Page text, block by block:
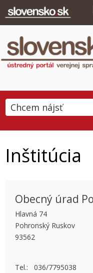
Inštitúcia
This page can't
Obecný úrad
Hlavná 74
Pohronský Ruskov
93562
Tel.: 036/7795038